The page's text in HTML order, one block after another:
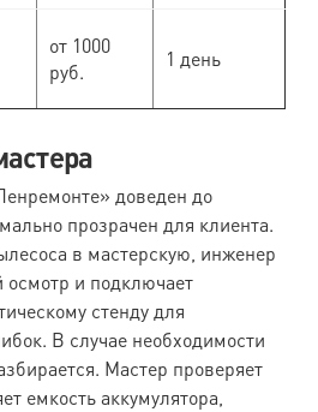
от 1000
руб.
1 день
доведен до
прозрачен для клиента.
в мастерскую, инженер
осмотр и подключает
стенду для
В случае необходимости
Мастер проверяет
емкость аккумулятора,